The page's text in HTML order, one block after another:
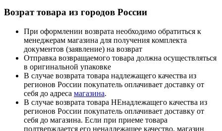
Возрат товара из городов России
При оформлении возврата необходимо обратиться к
менеджерам магазина для получения комплекта
документов (заявление) на возврат
Отправка возвращаемого товара должна осуществляться
в оригинальной упаковке
В случае возврата товара надлежащего качества из
регионов России покупатель оплачивает доставку от
себя до адреса магазина.
В случае возврата товара НЕнадлежащего качества из
регионов России покупатель оплачивает доставку от
себя до магазина. Если при приеме товара
подтверждается его ненадлежащее качество, магазин